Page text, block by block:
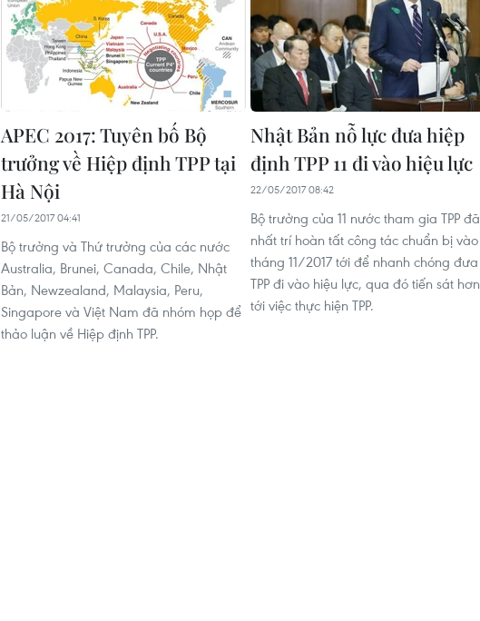
APEC 2017: Tuyên bố Bộ
trưởng về Hiệp định TPP tại
Hà Nội
21/05/2017 04:41
Bộ trưởng và Thứ trưởng của các nước
Australia, Brunei, Canada, Chile, Nhật
Bản, Newzealand, Malaysia, Peru,
Singapore và Việt Nam đã nhóm họp để
thảo luận về Hiệp định TPP.
Nhật Bản nỗ lực đưa hiệp
định TPP 11 đi vào hiệu lực
22/05/2017 08:42
Bộ trưởng của 11 nước tham gia TPP đã
nhất trí hoàn tất công tác chuẩn bị vào
tháng 11/2017 tới để nhanh chóng đưa
TPP đi vào hiệu lực, qua đó tiến sát hơn
tới việc thực hiện TPP.